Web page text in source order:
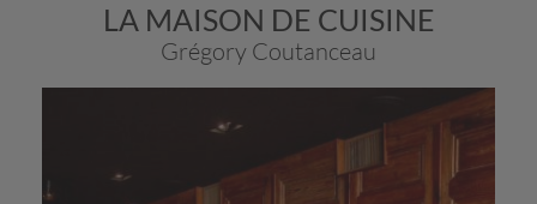
LA MAISON DE CUISINE
Grégory Coutanceau